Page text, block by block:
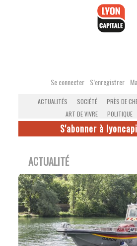
Se connecter S’enregistrer
ACTUALITÉS SOCIÉTÉ PRÈS DE
ART DE VIVRE
POLITIQUE
S'abonner à
ACTUALITÉ